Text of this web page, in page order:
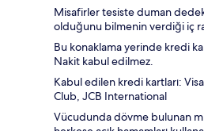
Misafirler tesiste duman
olduğunu bilmenin verdiği iç
Bu konaklama yerinde kredi
Nakit kabul edilmez.
Kabul edilen kredi kartları:
Club, JCB International
Vücudunda dövme bulunan